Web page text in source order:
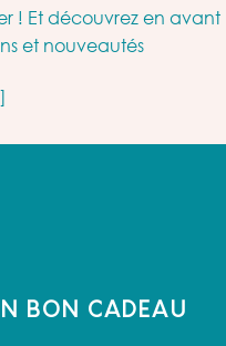
! Et découvrez en avant
et nouveautés
BON CADEAU